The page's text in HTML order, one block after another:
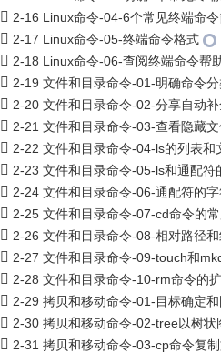
2-16 Linux命令-04-6个常见终端命
2-17 Linux命令-05-终端命令格式
2-18 Linux命令-06-查阅终端命令帮
2-19 文件和目录命令-01-明确命令
2-20 文件和目录命令-02-分享自动
2-21 文件和目录命令-03-查看隐藏
2-22 文件和目录命令-04-ls的列表和
2-23 文件和目录命令-05-ls和通配符
2-24 文件和目录命令-06-通配符的字
2-25 文件和目录命令-07-cd命令的
2-26 文件和目录命令-08-相对路径
2-27 文件和目录命令-09-touch和
2-28 文件和目录命令-10-rm命令的
2-29 拷贝和移动命令-01-目标确定
2-30 拷贝和移动命令-02-tree以树状
2-31 拷贝和移动命令-03-cp命令复